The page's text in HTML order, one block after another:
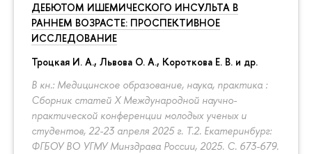
ДЕБЮТОМ ИШЕМИЧЕСКОГО ИНСУЛЬТА В
РАННЕМ ВОЗРАСТЕ: ПРОСПЕКТИВНОЕ
ИССЛЕДОВАНИЕ
Троцкая И. А., Львова О. А., Короткова Е. В. и др.
В кн.: Медицинское образование, наука, практика :
Сборник статей X Международной научно-
практической конференции молодых ученых и
студентов, 22-23 апреля 2025 г. Т.2. Екатеринбург:
ФГБОУ ВО УГМУ Минздрава России, 2025. С. 673-679.